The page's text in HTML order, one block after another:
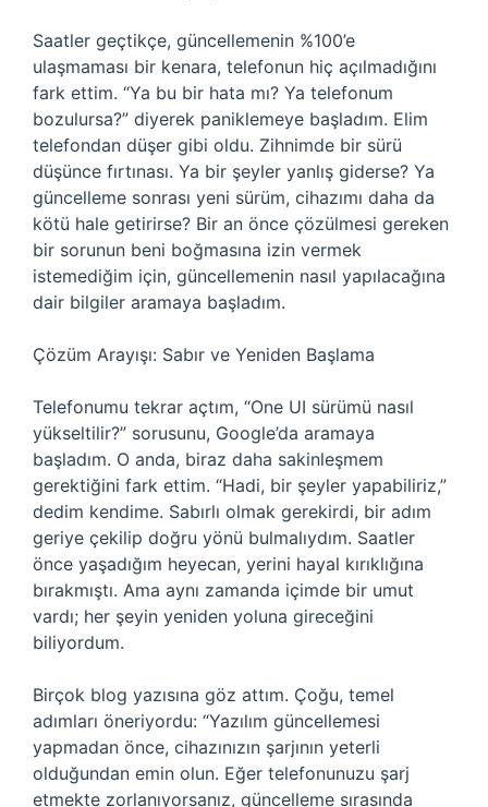
Saatler geçtikçe, güncellemenin %100’e
ulaşmaması bir kenara, telefonun hiç açılmadığını
fark ettim. “Ya bu bir hata mı? Ya telefonum
bozulursa?” diyerek paniklemeye başladım. Elim
telefondan düşer gibi oldu. Zihnimde bir sürü
düşünce fırtınası. Ya bir şeyler yanlış giderse? Ya
güncelleme sonrası yeni sürüm, cihazımı daha da
kötü hale getirirse? Bir an önce çözülmesi gereken
bir sorunun beni boğmasına izin vermek
istemediğim için, güncellemenin nasıl yapılacağına
dair bilgiler aramaya başladım.
Çözüm Arayışı: Sabır ve Yeniden Başlama
Telefonumu tekrar açtım, “One UI sürümü nasıl
yükseltilir?” sorusunu, Google’da aramaya
başladım. O anda, biraz daha sakinleşmem
gerektiğini fark ettim. “Hadi, bir şeyler yapabiliriz,”
dedim kendime. Sabırlı olmak gerekirdi, bir adım
geriye çekilip doğru yönü bulmalıydım. Saatler
önce yaşadığım heyecan, yerini hayal kırıklığına
bırakmıştı. Ama aynı zamanda içimde bir umut
vardı; her şeyin yeniden yoluna gireceğini
biliyordum.
Birçok blog yazısına göz attım. Çoğu, temel
adımları öneriyordu: “Yazılım güncellemesi
yapmadan önce, cihazınızın şarjının yeterli
olduğundan emin olun. Eğer telefonunuzu şarj
etmekte zorlanıyorsanız, güncelleme sırasında